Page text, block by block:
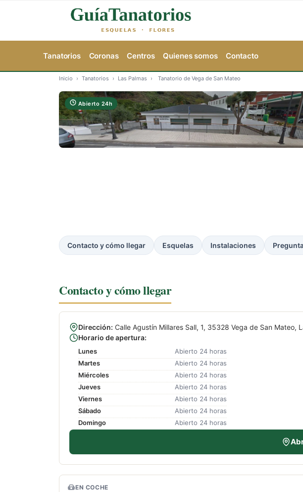
Tanatorios Coronas Centros Quienes somos Contacto
Inicio › Tanatorios › Las Palmas › Tanatorio de Vega de San Mateo
Abierto 24h
Contacto y cómo llegar Esquelas Instalaciones
Contacto y cómo llegar
Dirección: Calle Agustín Millares Sall, 1, 35328 Vega de San Mateo,
Horario de apertura:
Lunes
Abierto 24 horas
Martes
Abierto 24 horas
Miércoles
Abierto 24 horas
Jueves
Abierto 24 horas
Viernes
Abierto 24 horas
Sábado
Abierto 24 horas
Domingo
Abierto 24 horas
EN COCHE